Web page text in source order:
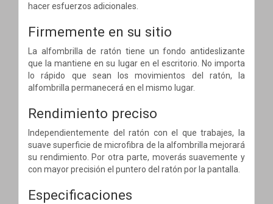
hacer esfuerzos adicionales.
Firmemente en su sitio
La alfombrilla de ratón tiene un fondo antideslizante
que la mantiene en su lugar en el escritorio. No importa
lo rápido que sean los movimientos del ratón, la
alfombrilla permanecerá en el mismo lugar.
Rendimiento preciso
Independientemente del ratón con el que trabajes, la
suave superficie de microfibra de la alfombrilla mejorará
su rendimiento. Por otra parte, moverás suavemente y
con mayor precisión el puntero del ratón por la pantalla.
Especificaciones